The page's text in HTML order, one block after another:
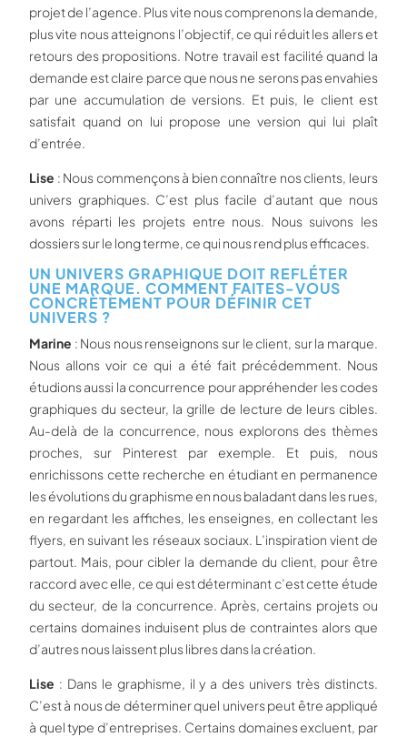
projet de l’agence. Plus vite nous comprenons la demande,
plus vite nous atteignons l’objectif, ce qui réduit les allers et
retours des propositions. Notre travail est facilité quand la
demande est claire parce que nous ne serons pas envahies
par une accumulation de versions. Et puis, le client est
satisfait quand on lui propose une version qui lui plaît
d’entrée.
Lise : Nous commençons à bien connaître nos clients, leurs
univers graphiques. C’est plus facile d’autant que nous
avons réparti les projets entre nous. Nous suivons les
dossiers sur le long terme, ce qui nous rend plus efficaces.
UN UNIVERS GRAPHIQUE DOIT REFLÉTER
UNE MARQUE. COMMENT FAITES-VOUS
CONCRÈTEMENT POUR DÉFINIR CET
UNIVERS ?
Marine : Nous nous renseignons sur le client, sur la marque.
Nous allons voir ce qui a été fait précédemment. Nous
étudions aussi la concurrence pour appréhender les codes
graphiques du secteur, la grille de lecture de leurs cibles.
Au-delà de la concurrence, nous explorons des thèmes
proches, sur Pinterest par exemple. Et puis, nous
enrichissons cette recherche en étudiant en permanence
les évolutions du graphisme en nous baladant dans les rues,
en regardant les affiches, les enseignes, en collectant les
flyers, en suivant les réseaux sociaux. L’inspiration vient de
partout. Mais, pour cibler la demande du client, pour être
raccord avec elle, ce qui est déterminant c’est cette étude
du secteur, de la concurrence. Après, certains projets ou
certains domaines induisent plus de contraintes alors que
d’autres nous laissent plus libres dans la création.
Lise : Dans le graphisme, il y a des univers très distincts.
C’est à nous de déterminer quel univers peut être appliqué
à quel type d’entreprises. Certains domaines excluent, par